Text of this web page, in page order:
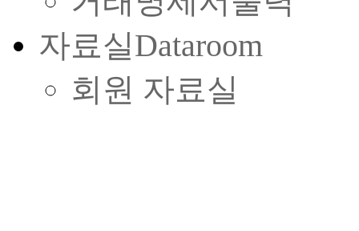
자료실Dataroom
회원 자료실